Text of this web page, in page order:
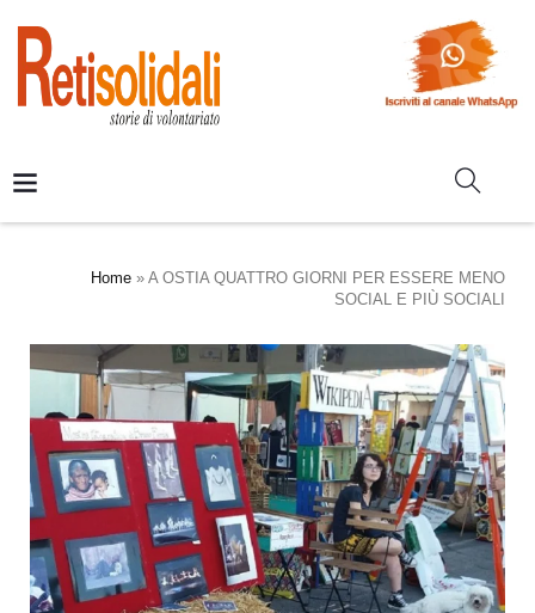
Home » A OSTIA QUATTRO GIORNI PER ESSERE MENO
SOCIAL E PIÙ SOCIALI